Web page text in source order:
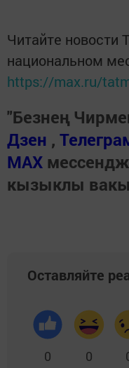
Читайте новости
национальном
https://max.ru/
"Безнең
Дзен ,
МАХ
кызыклы
Оставляйте
0 0